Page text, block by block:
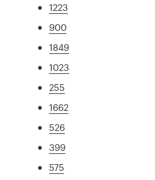
1223
900
1849
1023
255
1662
526
399
575